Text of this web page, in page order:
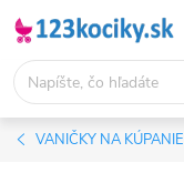
Prejsť
obsah
VANIČKY NA KÚPANIE